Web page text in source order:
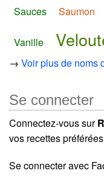
Sauces
Saumon
Vanille
→ Voir plus de noms
Se connecter
Connectez-vous sur
vos recettes
Se connecter avec